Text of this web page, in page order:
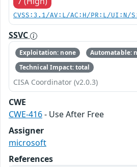
CVSS:3.1/AV:L/AC:H/PR:L/UI:N/
SSVC
Exploitation: none
Automatable:
Technical Impact: total
CISA Coordinator (v2.0.3)
CWE
CWE-416- Use After Free
Assigner
microsoft
References